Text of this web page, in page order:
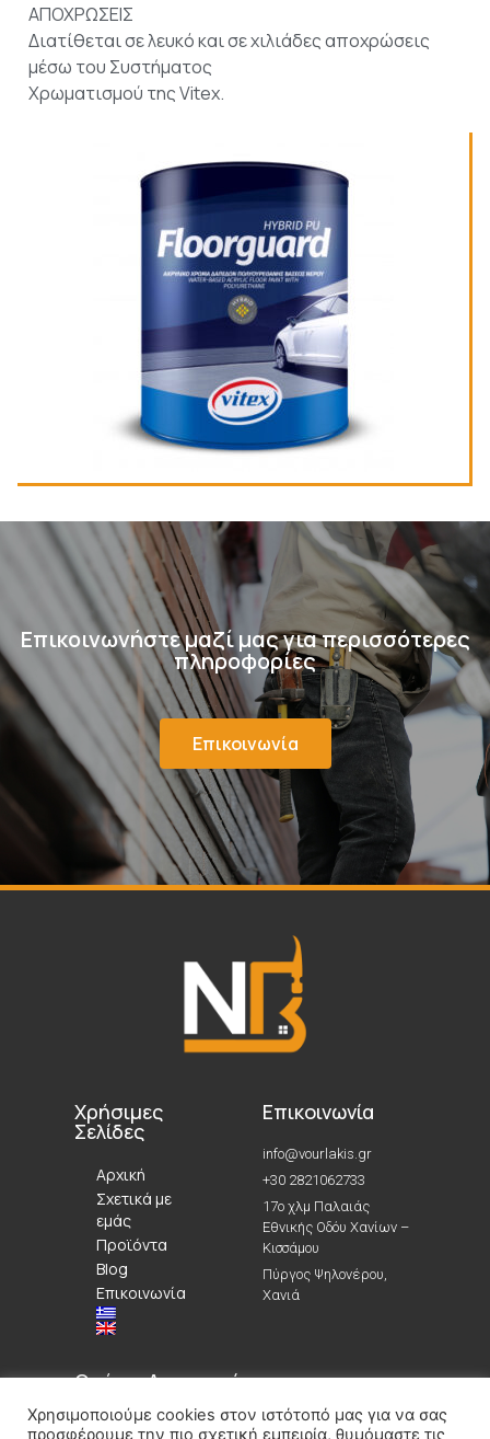
ΑΠΟΧΡΩΣΕΙΣ
Διατίθεται σε λευκό και σε χιλιάδες αποχρώσεις
μέσω του Συστήματος
Χρωματισμού της Vitex.
Επικοινωνήστε μαζί μας για περισσότερες
πληροφορίες
Επικοινωνία
Χρήσιμες
Σελίδες
Αρχική
Σχετικά με
εμάς
Προϊόντα
Blog
Επικοινωνία
Επικοινωνία
info@vourlakis.gr
+30 2821062733
17ο χλμ Παλαιάς
Εθνικής Οδόυ Χανίων –
Κισσάμου
Πύργος Ψηλονέρου,
Χανιά
Ωράριο Λειτουργίας
Δευτέρα – Σάββατο: 7:00-15:00
Χρησιμοποιούμε cookies στον ιστότοπό μας για να σας
προσφέρουμε την πιο σχετική εμπειρία, θυμόμαστε τις